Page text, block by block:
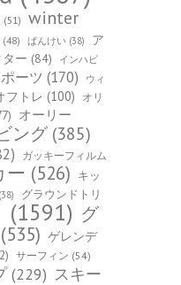
(51) winter
(48) ばんけい (38)
ア
ー (84)
インハビ
ーツ (170)
ウィ
フトレ (100)
オリ
オーリー
ング (385)
ガッキーフィルム
ー (526) キッ
(38)
グラウンドトリ
(1591) グ
(535) ゲレンデ
サーフィン (54)
(229) スキー